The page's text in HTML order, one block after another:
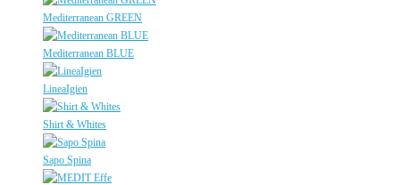
Mediterranean GREEN
Mediterranean BLUE
LineaIgien
Shirt & Whites
Sapo Spina